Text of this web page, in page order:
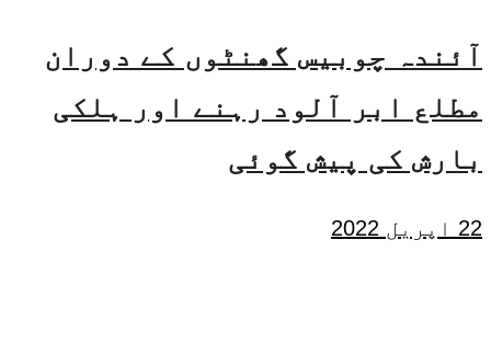
آئندہ چوبیس گھنٹوں کے دوران
مطلع ابر آلود رہنے اور ہلکی
بارش کی پیش گوئی
22 اپریل 2022